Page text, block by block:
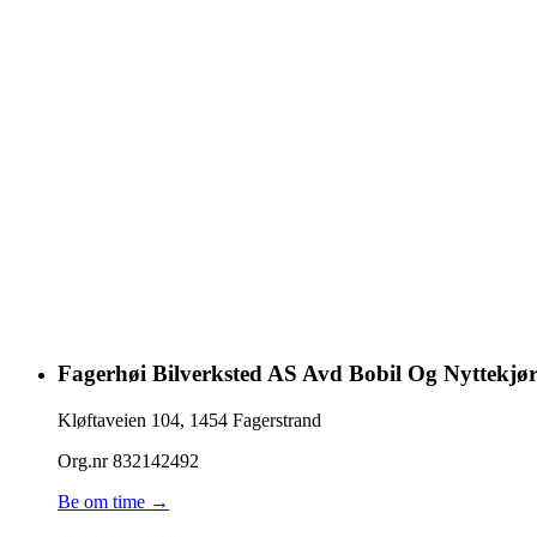
Fagerhøi Bilverksted AS Avd Bobil Og
Kløftaveien 104, 1454 Fagerstrand
Org.nr832142492
Be om time →